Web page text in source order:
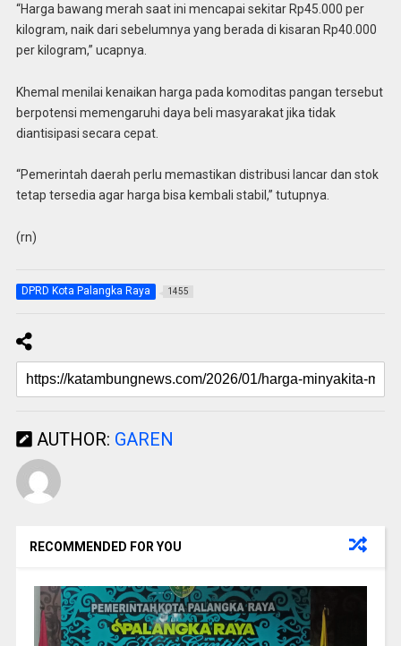
“Harga bawang merah saat ini mencapai sekitar Rp45.000 per
kilogram, naik dari sebelumnya yang berada di kisaran Rp40.000
per kilogram,” ucapnya.
Khemal menilai kenaikan harga pada komoditas pangan tersebut
berpotensi memengaruhi daya beli masyarakat jika tidak
diantisipasi secara cepat.
“Pemerintah daerah perlu memastikan distribusi lancar dan stok
tetap tersedia agar harga bisa kembali stabil,” tutupnya.
(rn)
DPRD Kota Palangka Raya 1455
AUTHOR: GAREN
RECOMMENDED FOR YOU